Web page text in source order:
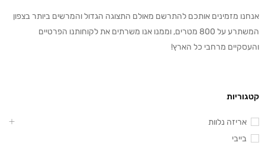
אנחנו מזמינים אותכם להתרשם מאולם התצוגה הגדול והמרשים ביותר בצפון
המשתרע על 800 מטרים, וממנו אנו משרתים את לקוחותנו הפרטיים
והעסקיים מרחבי כל הארץ!
קטגוריות
אריזה נלוות
בייבי